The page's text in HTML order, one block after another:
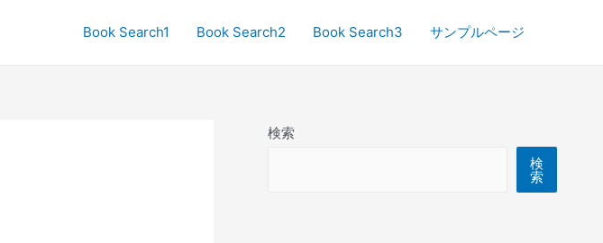
Book Search1 Book Search2 Book Search3 サンプルページ
検索
検
索